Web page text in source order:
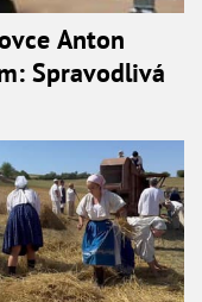
Anton
Spravodlivá